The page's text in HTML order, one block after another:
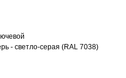
- светло-серая (RAL 7038)